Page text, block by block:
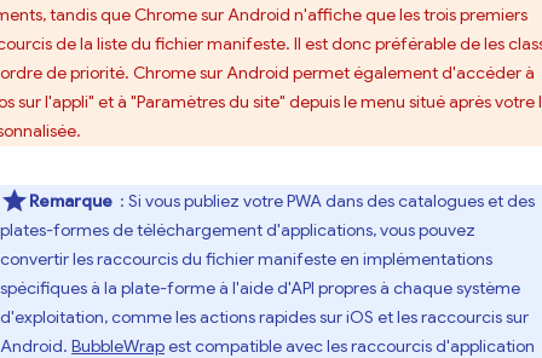
tandis que Chrome sur Android n'affiche que les trois premiers
de la liste du fichier manifeste. Il est donc préférable de les
de priorité. Chrome sur Android permet également d'accéder à
sur l'appli" et à "Paramètres du site" depuis le menu situé après votre
Remarque : Si vous publiez votre PWA dans des catalogues et des
plates-formes de téléchargement d'applications, vous pouvez
convertir les raccourcis du fichier manifeste en implémentations
spécifiques à la plate-forme à l'aide d'API propres à chaque système
d'exploitation, comme les actions rapides sur iOS et les raccourcis sur
Android. BubbleWrapest compatible avec les raccourcis d'application